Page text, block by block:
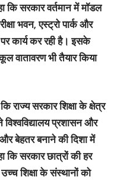
सरकार वर्तमान में मॉडल
भवन, एस्ट्रो पार्क और
कार्य कर रही है। इसके
वातावरण भी तैयार किया
राज्य सरकार शिक्षा के क्षेत्र
विश्वविद्यालय प्रशासन और
और बेहतर बनाने की दिशा में
कि सरकार छात्रों की हर
शिक्षा के संस्थानों को